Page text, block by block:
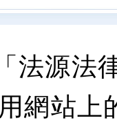
法源法
網站上